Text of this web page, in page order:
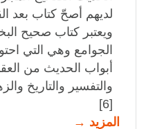
لديهم أصحّ كتاب بعد
ويعتبر كتاب صحيح
الجوامع وهي التي
أبواب الحديث من
والتفسير والتاريخ
[6]
المزيد →